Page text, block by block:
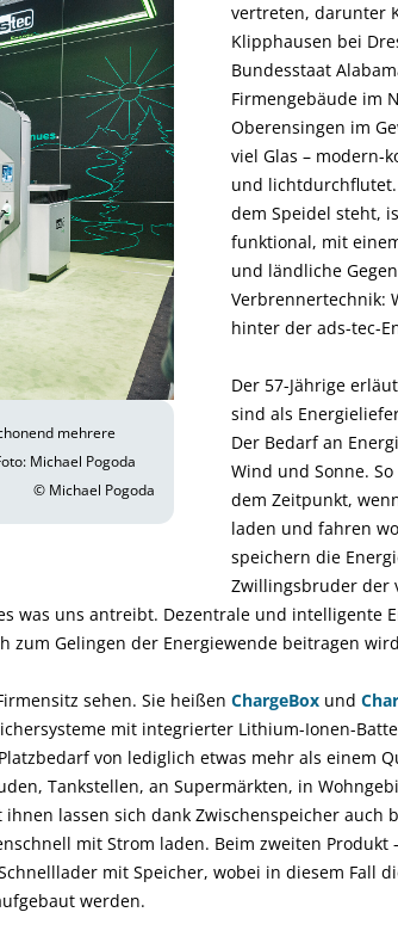
mehrere
Michael Pogoda
© Michael Pogoda
vertreten, darunter
Klipphausen bei
Bundesstaat
Firmengebäude im
Oberensingen im
viel Glas – modern-
und
dem Speidel steht,
funktional, mit
und ländliche
Verbrennertechnik:
hinter der ads-tec-
Der 57-Jährige
sind als
Der Bedarf an
Wind und Sonne.
dem Zeitpunkt,
laden und fahren
speichern die
Zwillingsbruder der
was uns antreibt. Dezentrale und intelligente
Gelingen der Energiewende beitragen
sehen. Sie heißen ChargeBox und
mit integrierter Lithium-Ionen-
von lediglich etwas mehr als einem
Tankstellen, an Supermärkten, in
lassen sich dank Zwischenspeicher auch
mit Strom laden. Beim zweiten Produkt
mit Speicher, wobei in diesem Fall
werden.